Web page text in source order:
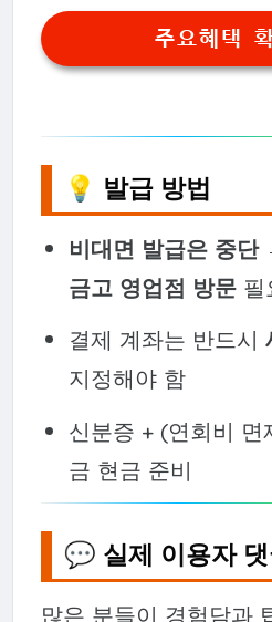
주요혜택
💡 발급 방법
비대면 발급은 중단
금고 영업점 방문필
결제 계좌는 반드시
지정해야 함
신분증 + (연회비
금 현금 준비
💬 실제 이용자
많은 분들이 경험담과